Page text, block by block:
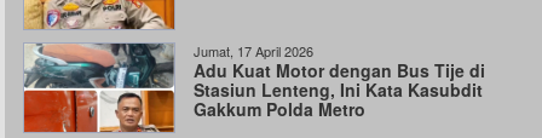
Jumat, 17 April 2026
Adu Kuat Motor dengan Bus Tije di
Stasiun Lenteng, Ini Kata Kasubdit
Gakkum Polda Metro